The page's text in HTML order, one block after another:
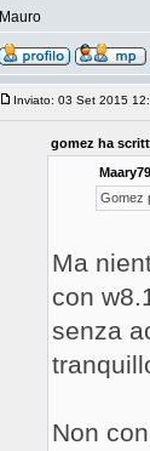
Mauro
Inviato: 03 Set 2015
gomez ha
Gomez
Ma
con
senza
Non